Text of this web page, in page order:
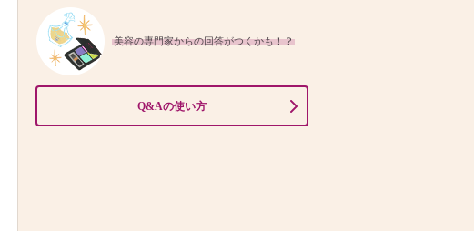
美容の専門家からの回答がつくかも！？
Q&Aの使い方